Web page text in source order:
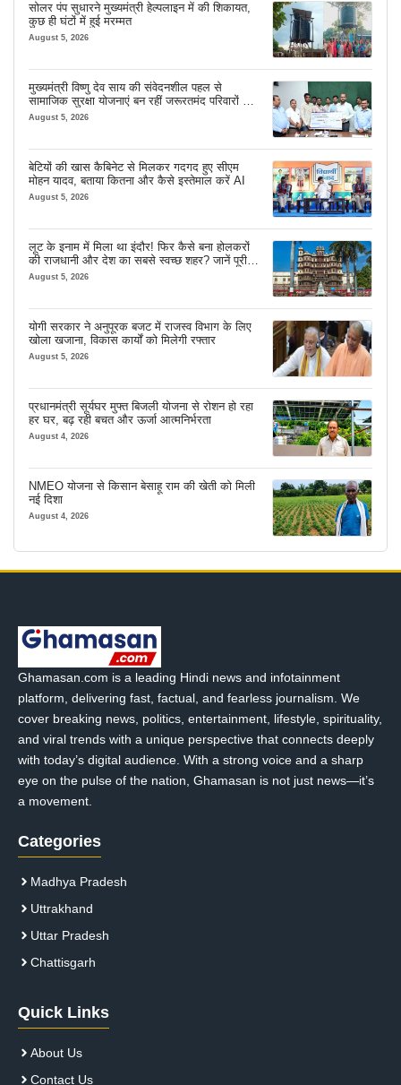
सोलर पंप सुधारने मुख्यमंत्री हेल्पलाइन में की शिकायत,
कुछ ही घंटों में हुई मरम्मत
August 5, 2026
मुख्यमंत्री विष्णु देव साय की संवेदनशील पहल से
सामाजिक सुरक्षा योजनाएं बन रहीं जरूरतमंद परिवारों का
मजबूत सहारा
August 5, 2026
बेटियों की खास कैबिनेट से मिलकर गदगद हुए सीएम
मोहन यादव, बताया कितना और कैसे इस्तेमाल करें AI
August 5, 2026
लूट के इनाम में मिला था इंदौर! फिर कैसे बना होलकरों
की राजधानी और देश का सबसे स्वच्छ शहर? जानें पूरी
कहानी
August 5, 2026
योगी सरकार ने अनुपूरक बजट में राजस्व विभाग के लिए
खोला खजाना, विकास कार्यों को मिलेगी रफ्तार
August 5, 2026
प्रधानमंत्री सूर्यघर मुफ्त बिजली योजना से रोशन हो रहा
हर घर, बढ़ रही बचत और ऊर्जा आत्मनिर्भरता
August 4, 2026
NMEO योजना से किसान बेसाहू राम की खेती को मिली
नई दिशा
August 4, 2026
Ghamasan.com is a leading Hindi news and infotainment
platform, delivering fast, factual, and fearless journalism. We
cover breaking news, politics, entertainment, lifestyle, spirituality,
and viral trends with a unique perspective that connects deeply
with today’s digital audience. With a strong voice and a sharp
eye on the pulse of the nation, Ghamasan is not just news—it’s
a movement.
Categories
Madhya Pradesh
Uttrakhand
Uttar Pradesh
Chattisgarh
Quick Links
About Us
Contact Us